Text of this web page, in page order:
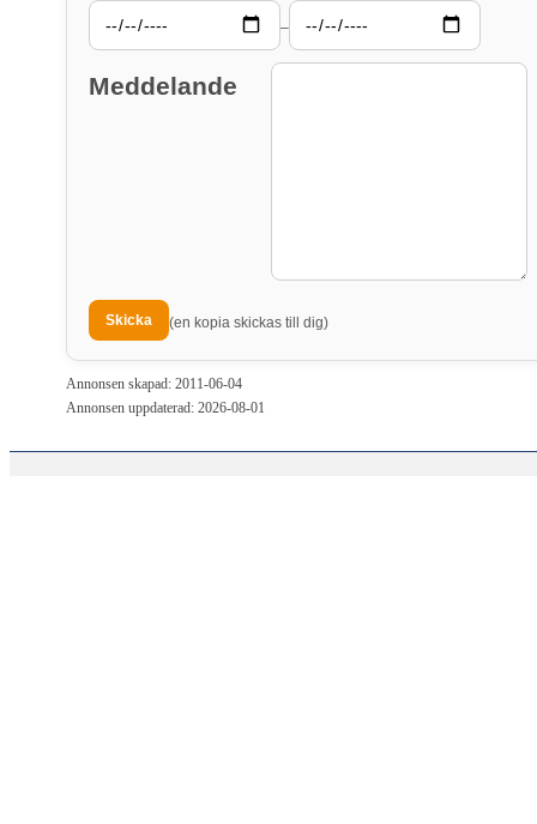
–
Meddelande
(en kopia skickas till dig)
Annonsen skapad: 2011-06-04
Annonsen uppdaterad: 2026-08-01